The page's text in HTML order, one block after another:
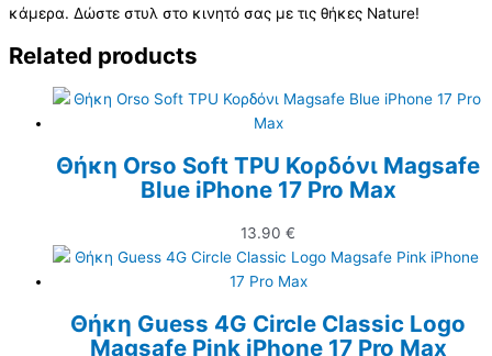
κάμερα. Δώστε στυλ στο κινητό σας με τις θήκες Nature!
Related products
Θήκη Orso Soft TPU Κορδόνι Magsafe
Blue iPhone 17 Pro Max
13.90 €
Θήκη Guess 4G Circle Classic Logo
Magsafe Pink iPhone 17 Pro Max